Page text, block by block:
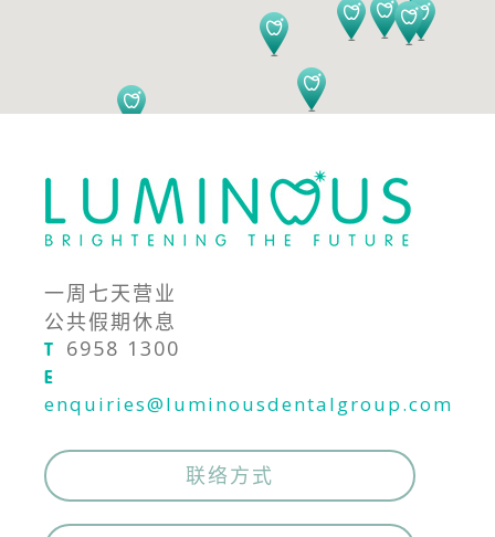
一周七天营业
公共假期休息
T 6958 1300
E
enquiries@luminousdentalgroup.com
联络方式